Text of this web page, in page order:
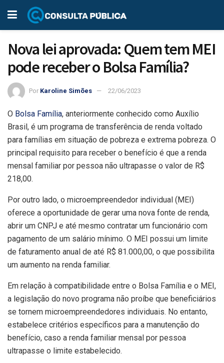
Nova lei aprovada: Quem tem MEI
pode receber o Bolsa Família?
Por Karoline Simões 22/06/2023
O Bolsa Família, anteriormente conhecido como Auxílio
Brasil, é um programa de transferência de renda voltado
para famílias em situação de pobreza e extrema pobreza. O
principal requisito para receber o benefício é que a renda
mensal familiar por pessoa não ultrapasse o valor de R$
218,00.
Por outro lado, o microempreendedor individual (MEI)
oferece a oportunidade de gerar uma nova fonte de renda,
abrir um CNPJ e até mesmo contratar um funcionário com
pagamento de um salário mínimo. O MEI possui um limite
de faturamento anual de até R$ 81.000,00, o que possibilita
um aumento na renda familiar.
Em relação à compatibilidade entre o Bolsa Família e o MEI,
a legislação do novo programa não proíbe que beneficiários
se tornem microempreendedores individuais. No entanto,
estabelece critérios específicos para a manutenção do
benefício, caso a renda familiar mensal por pessoa
ultrapasse o limite estabelecido.